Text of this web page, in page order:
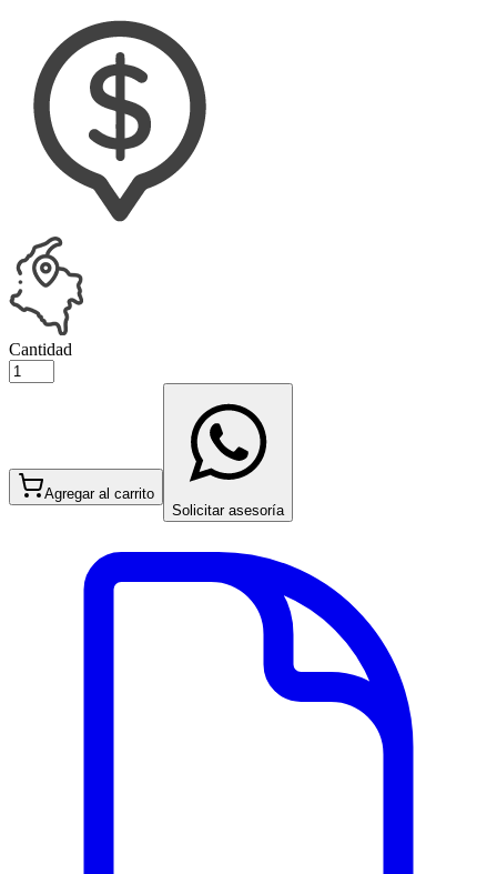
Cantidad
Agregar al carrito
Solicitar asesoría